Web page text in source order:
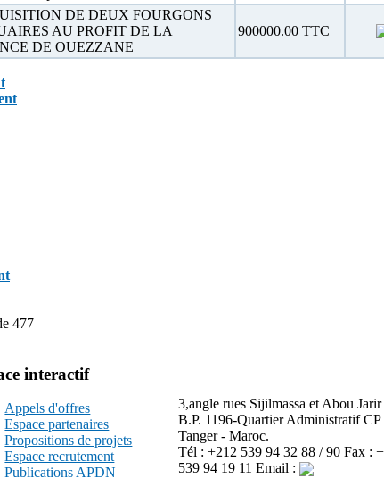
DE DEUX FOURGONS
AU PROFIT DE LA
DE OUEZZANE
900000.00 TTC
477
interactif
Appels d'offres
Espace partenaires
Propositions de projets
Espace recrutement
Publications APDN
3,angle rues Sijilmassa et Abou Jarir
B.P. 1196-Quartier Administratif CP
Tanger - Maroc.
Tél : +212 539 94 32 88 / 90 Fax :
539 94 19 11 Email :